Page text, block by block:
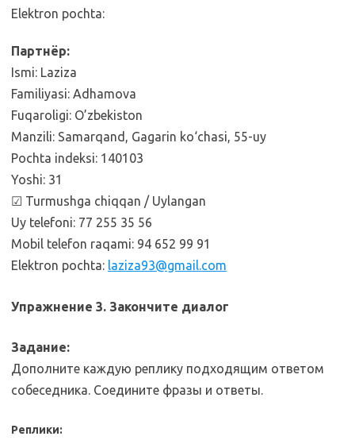
Elektron pochta:
Партнёр:
Ismi: Laziza
Familiyasi: Adhamova
Fuqaroligi: O’zbekiston
Manzili: Samarqand, Gagarin ko‘chasi, 55-uy
Pochta indeksi: 140103
Yoshi: 31
☑ Turmushga chiqqan / Uylangan
Uy telefoni: 77 255 35 56
Mobil telefon raqami: 94 652 99 91
Elektron pochta: laziza93@gmail.com
Упражнение 3. Закончите диалог
Задание:
Дополните каждую реплику подходящим ответом
собеседника. Соедините фразы и ответы.
Реплики: